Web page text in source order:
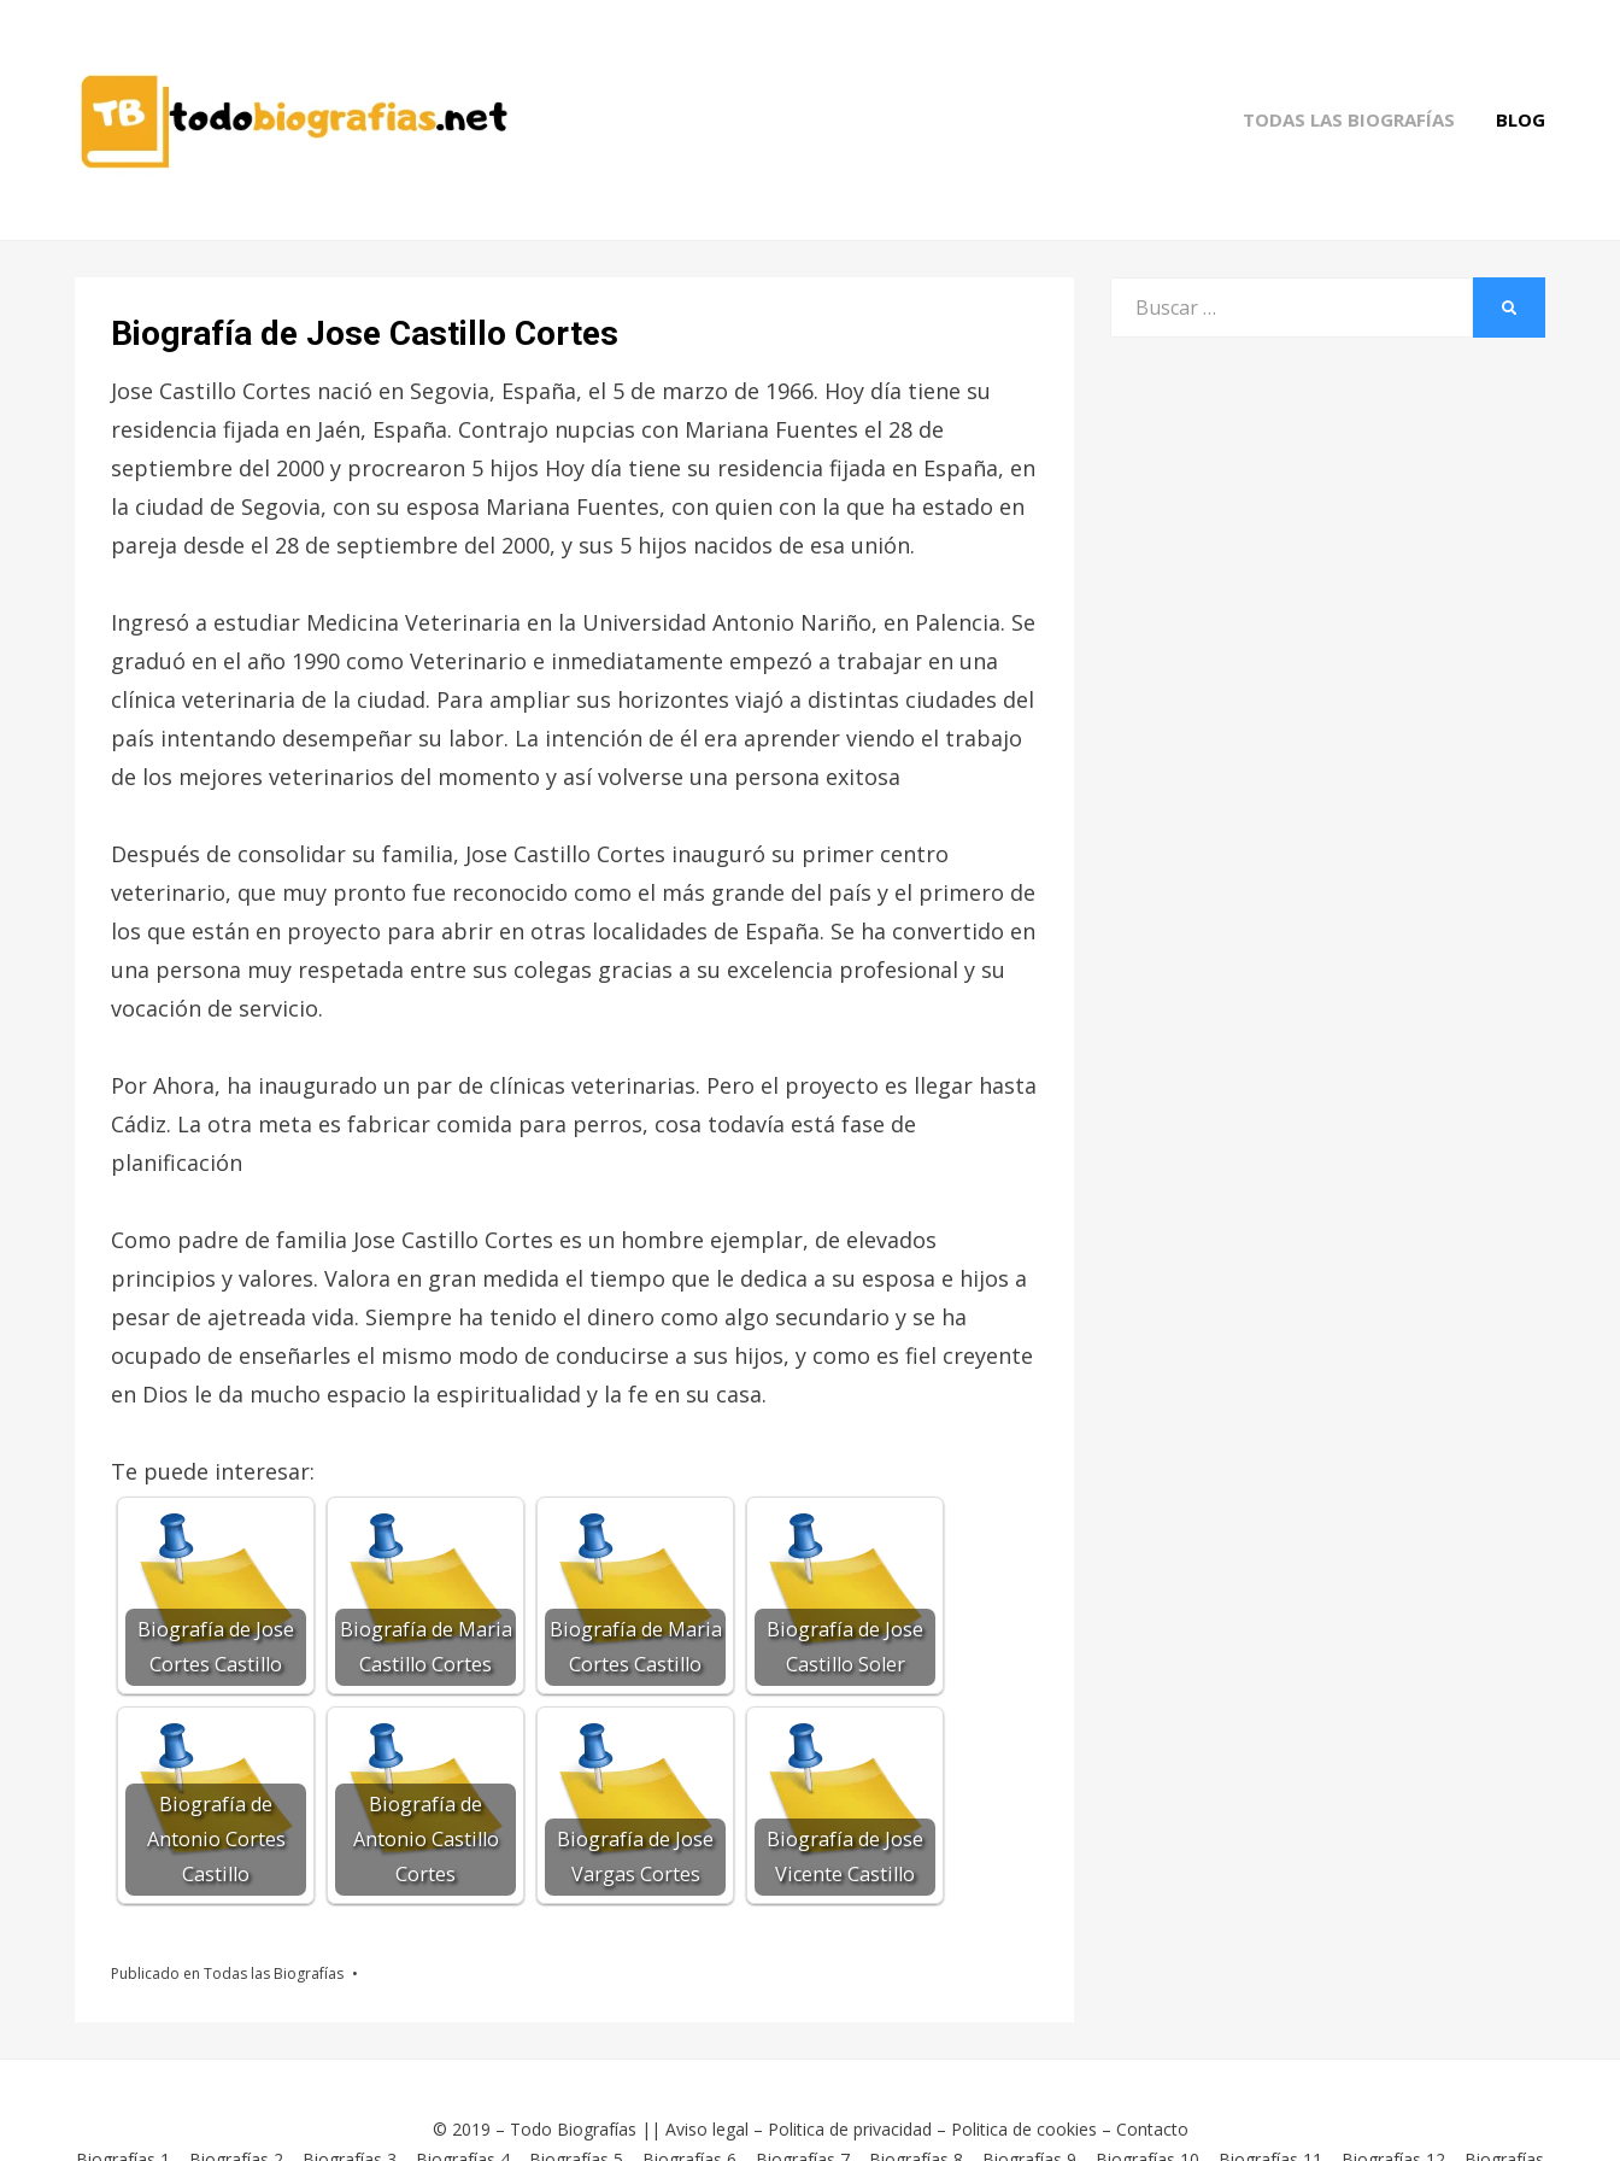
TODAS LAS BIOGRAFÍAS BLOG
Biografía de Jose Castillo Cortes
Jose Castillo Cortes nació en Segovia, España, el 5 de marzo de 1966. Hoy día tiene su
residencia fijada en Jaén, España. Contrajo nupcias con Mariana Fuentes el 28 de
septiembre del 2000 y procrearon 5 hijos Hoy día tiene su residencia fijada en España, en
la ciudad de Segovia, con su esposa Mariana Fuentes, con quien con la que ha estado en
pareja desde el 28 de septiembre del 2000, y sus 5 hijos nacidos de esa unión.
Ingresó a estudiar Medicina Veterinaria en la Universidad Antonio Nariño, en Palencia. Se
graduó en el año 1990 como Veterinario e inmediatamente empezó a trabajar en una
clínica veterinaria de la ciudad. Para ampliar sus horizontes viajó a distintas ciudades del
país intentando desempeñar su labor. La intención de él era aprender viendo el trabajo
de los mejores veterinarios del momento y así volverse una persona exitosa
Después de consolidar su familia, Jose Castillo Cortes inauguró su primer centro
veterinario, que muy pronto fue reconocido como el más grande del país y el primero de
los que están en proyecto para abrir en otras localidades de España. Se ha convertido en
una persona muy respetada entre sus colegas gracias a su excelencia profesional y su
vocación de servicio.
Por Ahora, ha inaugurado un par de clínicas veterinarias. Pero el proyecto es llegar hasta
Cádiz. La otra meta es fabricar comida para perros, cosa todavía está fase de
planificación
Como padre de familia Jose Castillo Cortes es un hombre ejemplar, de elevados
principios y valores. Valora en gran medida el tiempo que le dedica a su esposa e hijos a
pesar de ajetreada vida. Siempre ha tenido el dinero como algo secundario y se ha
ocupado de enseñarles el mismo modo de conducirse a sus hijos, y como es fiel creyente
en Dios le da mucho espacio la espiritualidad y la fe en su casa.
Te puede interesar:
Biografía de Jose
Cortes Castillo
Biografía de Maria
Castillo Cortes
Biografía de Maria
Cortes Castillo
Biografía de Jose
Castillo Soler
Biografía de
Antonio Cortes
Castillo
Biografía de
Antonio Castillo
Cortes
Biografía de Jose
Vargas Cortes
Biografía de Jose
Vicente Castillo
Publicado en Todas las Biografías
Buscar
© 2019 – Todo Biografías || Aviso legal – Politica de privacidad – Politica de cookies – Contacto